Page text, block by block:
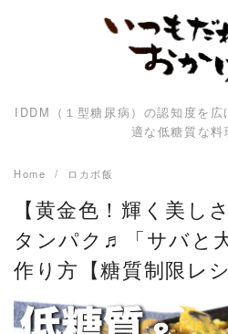
IDDM（１型糖尿病）の認知度を
適な低糖質な料
Home ロカボ飯
【黄金色！輝く美し
タンパク♬「サバと
作り方【糖質制限レシ